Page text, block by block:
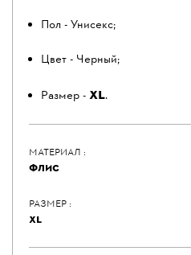
Пол - Унисекс;
Цвет - Черный;
Размер - XL.
МАТЕРИАЛ :
ФЛИС
РАЗМЕР :
XL